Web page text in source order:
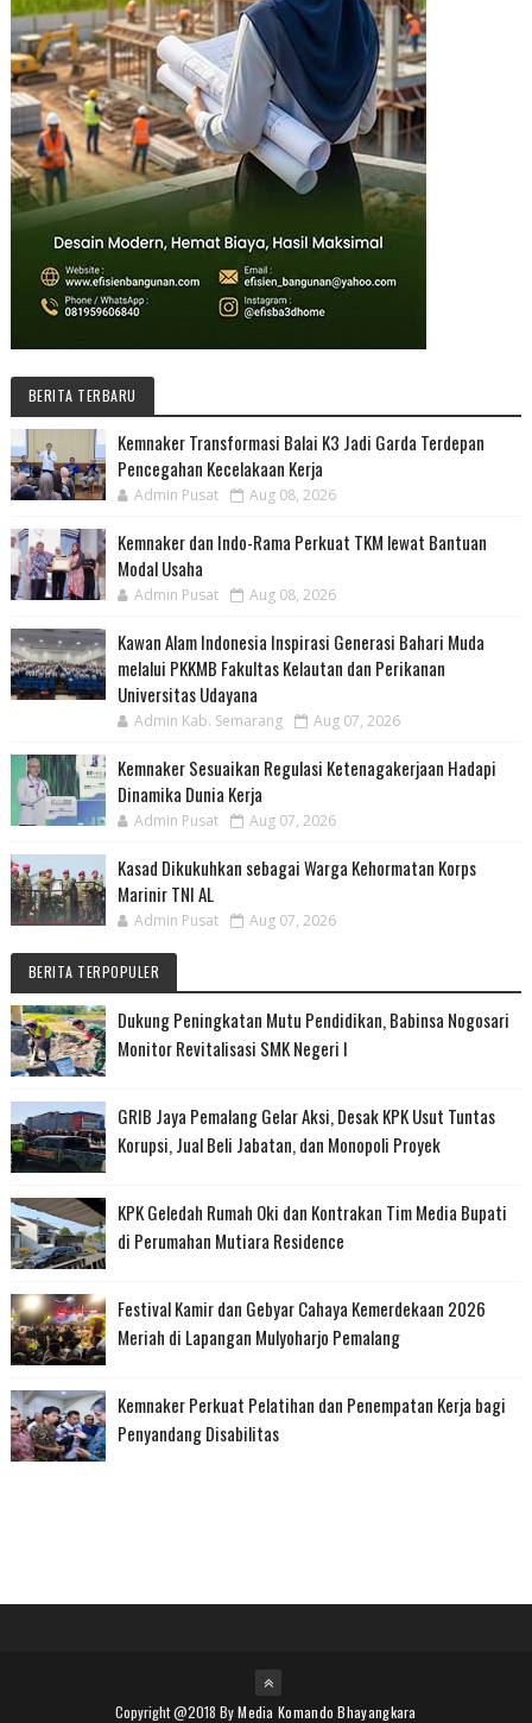
BERITA TERBARU
Kemnaker Transformasi Balai K3 Jadi Garda Terdepan
Pencegahan Kecelakaan Kerja
Admin Pusat Aug 08, 2026
Kemnaker dan Indo-Rama Perkuat TKM lewat Bantuan
Modal Usaha
Admin Pusat Aug 08, 2026
Kawan Alam Indonesia Inspirasi Generasi Bahari Muda
melalui PKKMB Fakultas Kelautan dan Perikanan
Universitas Udayana
Admin Kab. Semarang Aug 07, 2026
Kemnaker Sesuaikan Regulasi Ketenagakerjaan Hadapi
Dinamika Dunia Kerja
Admin Pusat Aug 07, 2026
Kasad Dikukuhkan sebagai Warga Kehormatan Korps
Marinir TNI AL
Admin Pusat Aug 07, 2026
BERITA TERPOPULER
Dukung Peningkatan Mutu Pendidikan, Babinsa Nogosari
Monitor Revitalisasi SMK Negeri I
GRIB Jaya Pemalang Gelar Aksi, Desak KPK Usut Tuntas
Korupsi, Jual Beli Jabatan, dan Monopoli Proyek
KPK Geledah Rumah Oki dan Kontrakan Tim Media Bupati
di Perumahan Mutiara Residence
Festival Kamir dan Gebyar Cahaya Kemerdekaan 2026
Meriah di Lapangan Mulyoharjo Pemalang
Kemnaker Perkuat Pelatihan dan Penempatan Kerja bagi
Penyandang Disabilitas
Copyright @2018 ByMedia Komando Bhayangkara